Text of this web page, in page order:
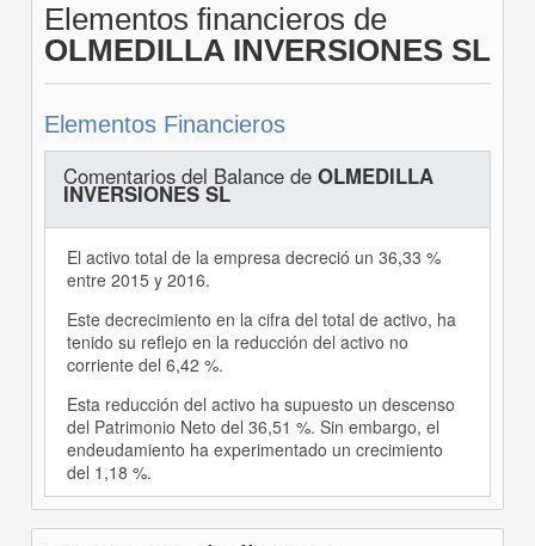
Elementos financieros de
OLMEDILLA INVERSIONES SL
Elementos Financieros
Comentarios del Balance de OLMEDILLA
INVERSIONES SL
El activo total de la empresa decreció un 36,33 %
entre 2015 y 2016.
Este decrecimiento en la cifra del total de activo, ha
tenido su reflejo en la reducción del activo no
corriente del 6,42 %.
Esta reducción del activo ha supuesto un descenso
del Patrimonio Neto del 36,51 %. Sin embargo, el
endeudamiento ha experimentado un crecimiento
del 1,18 %.